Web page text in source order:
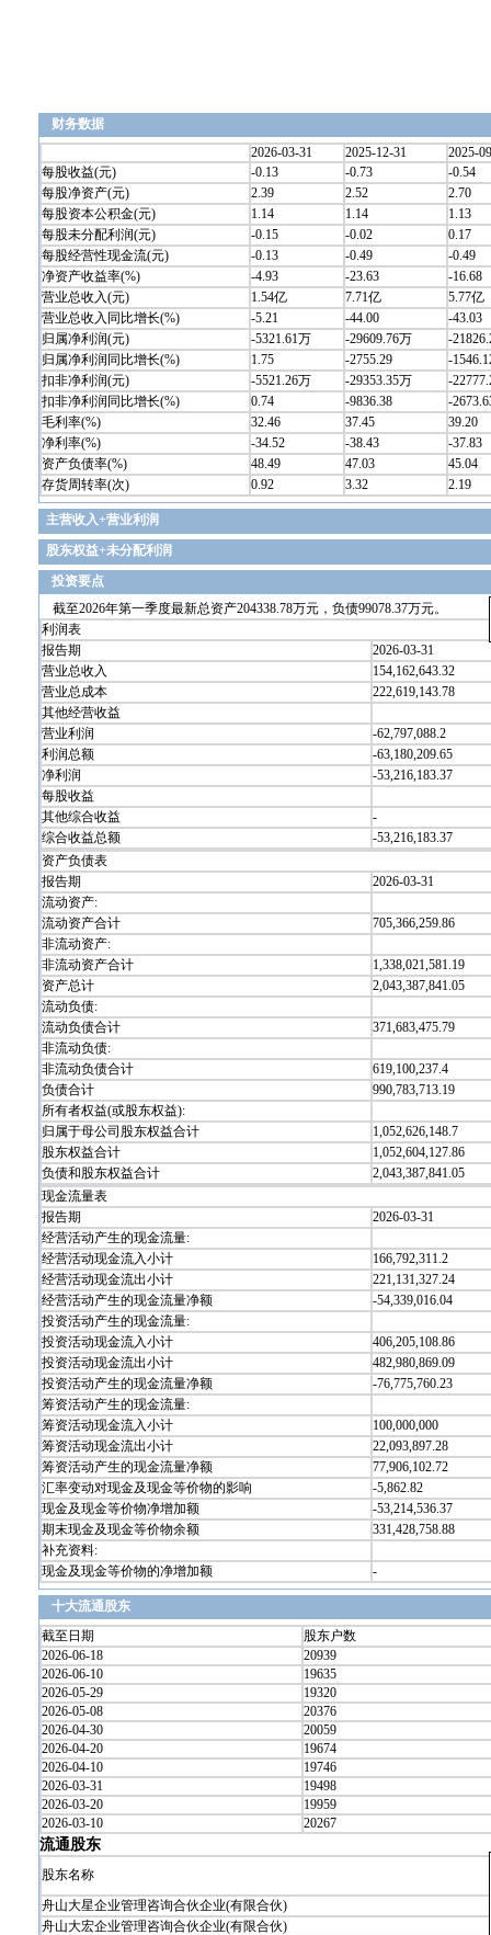
财务数据
2026-03-31
2025-12-31
2025-
每股收益(元)
-0.13 -0.73
-0.54
每股净资产(元)
2.39 2.52
2.70
每股资本公积金(元)
1.14 1.14
1.13
每股未分配利润(元)
-0.15 -0.02
0.17
每股经营性现金流(元)
-0.13 -0.49
-0.49
净资产收益率(%)
-4.93 -23.63
-16.68
营业总收入(元)
1.54亿 7.71亿
5.77亿
营业总收入同比增长(%)
-5.21 -44.00
-43.03
归属净利润(元)
-5321.61万 -29609.76万
-
归属净利润同比增长(%)
1.75 -2755.29
-
扣非净利润(元)
-5521.26万 -29353.35万
-
扣非净利润同比增长(%)
0.74 -9836.38
-
毛利率(%)
32.46 37.45
39.20
净利率(%)
-34.52 -38.43
-37.83
资产负债率(%)
48.49 47.03
45.04
存货周转率(次)
0.92 3.32 2.19
主营收入+营业利润
股东权益+未分配利润
投资要点
截至2026年第一季度最新总资产204338.78万元，负债99078.37万元。
利润表
报告期
2026-03-31
营业总收入
154,162,643.32
营业总成本
222,619,143.78
其他经营收益
营业利润
-62,797,088.2
利润总额
-63,180,209.65
净利润
-53,216,183.37
每股收益
其他综合收益
-
综合收益总额
-53,216,183.37
资产负债表
报告期
2026-03-31
流动资产:
流动资产合计
705,366,259.86
非流动资产:
非流动资产合计
1,338,021,581.19
资产总计
2,043,387,841.05
流动负债:
流动负债合计
371,683,475.79
非流动负债:
非流动负债合计
619,100,237.4
负债合计
990,783,713.19
所有者权益(或股东权益):
归属于母公司股东权益合计
1,052,626,148.7
股东权益合计
1,052,604,127.86
负债和股东权益合计
2,043,387,841.05
现金流量表
报告期
2026-03-31
经营活动产生的现金流量:
经营活动现金流入小计
166,792,311.2
经营活动现金流出小计
221,131,327.24
经营活动产生的现金流量净额
-54,339,016.04
投资活动产生的现金流量:
投资活动现金流入小计
406,205,108.86
投资活动现金流出小计
482,980,869.09
投资活动产生的现金流量净额
-76,775,760.23
筹资活动产生的现金流量:
筹资活动现金流入小计
100,000,000
筹资活动现金流出小计
22,093,897.28
筹资活动产生的现金流量净额
77,906,102.72
汇率变动对现金及现金等价物的影响
-5,862.82
现金及现金等价物净增加额
-53,214,536.37
期末现金及现金等价物余额
331,428,758.88
补充资料:
现金及现金等价物的净增加额
-
十大流通股东
截至日期
股东户数
2026-06-18
20939
2026-06-10
19635
2026-05-29
19320
2026-05-08
20376
2026-04-30
20059
2026-04-20
19674
2026-04-10
19746
2026-03-31
19498
2026-03-20
19959
2026-03-10
20267
流通股东
股东名称
舟山大星企业管理咨询合伙企业(有限合伙)
舟山大宏企业管理咨询合伙企业(有限合伙)